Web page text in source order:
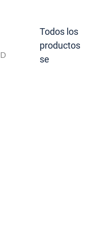
Todos los
productos
se